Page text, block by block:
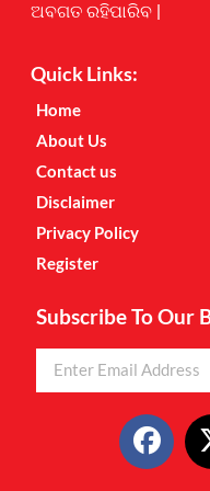
ଅବଗତ ରହିପାରିବ |
Quick Links:
Home
About Us
Contact us
Disclaimer
Privacy Policy
Register
Subscribe To Our